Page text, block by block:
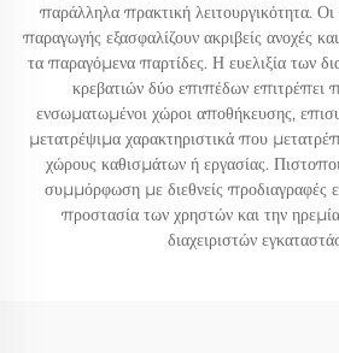
παράλληλα πρακτική λειτουργικότητα. Οι
παραγωγής εξασφαλίζουν ακριβείς ανοχές
τα παραγόμενα παρτίδες. Η ευελιξία των
κρεβατιών δύο επιπέδων επιτρέπει
ενσωματωμένοι χώροι αποθήκευσης,
μετατρέψιμα χαρακτηριστικά που
χώρους καθισμάτων ή εργασίας.
συμμόρφωση με διεθνείς προδιαγραφές
προστασία των χρηστών και την
διαχειριστών